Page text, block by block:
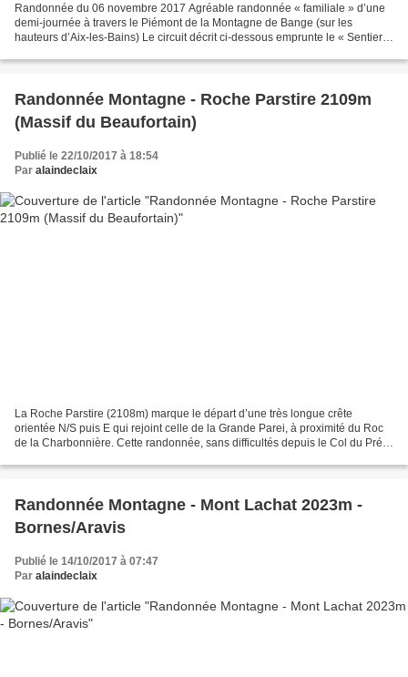
Randonnée du 06 novembre 2017 Agréable randonnée « familiale » d’une
demi-journée à travers le Piémont de la Montagne de Bange (sur les
hauteurs d’Aix-les-Bains) Le circuit décrit ci-dessous emprunte le « Sentier
Randonnée Montagne - Roche Parstire 2109m
(Massif du Beaufortain)
Publié le 22/10/2017 à 18:54
Par alaindeclaix
La Roche Parstire (2108m) marque le départ d’une très longue crête
orientée N/S puis E qui rejoint celle de la Grande Parei, à proximité du Roc
de la Charbonnière. Cette randonnée, sans difficultés depuis le Col du Pré,
Randonnée Montagne - Mont Lachat 2023m -
Bornes/Aravis
Publié le 14/10/2017 à 07:47
Par alaindeclaix